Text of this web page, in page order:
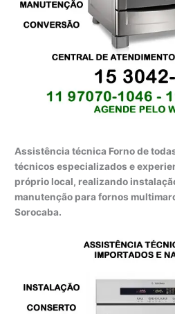
Assistência técnica Forno de
técnicos especializados e
próprio local, realizando
manutenção para fornos
Sorocaba.